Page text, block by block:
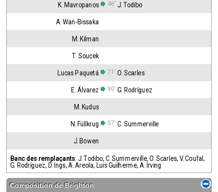
K. Mavropanos 46' J. Todibo
A. Wan-Bissaka
M. Kilman
T. Soucek
Lucas Paquetá 71' O. Scarles
E. Álvarez 90' G. Rodríguez
M. Kudus
N. Füllkrug 57' C. Summerville
J. Bowen
Banc des remplaçants: J. Todibo, C. Summerville,O. Scarles, V. Coufal,
G. Rodríguez, D. Ings, A. Areola, Luis Guilherme, A. Irving
Composition de Brighton